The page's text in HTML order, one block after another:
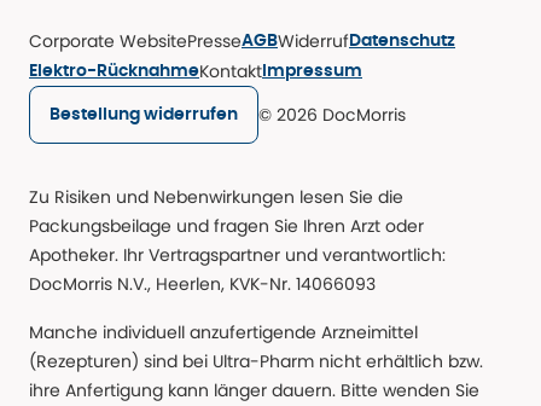
Corporate WebsitePresseAGBWiderruf Datenschutz
Elektro-RücknahmeKontakt Impressum
Bestellung widerrufen © 2026 DocMorris
Zu Risiken und Nebenwirkungen lesen Sie die
Packungsbeilage und fragen Sie Ihren Arzt oder
Apotheker. Ihr Vertragspartner und verantwortlich:
DocMorris N.V., Heerlen, KVK-Nr. 14066093
Manche individuell anzufertigende Arzneimittel
(Rezepturen) sind bei Ultra-Pharm nicht erhältlich bzw.
ihre Anfertigung kann länger dauern. Bitte wenden Sie